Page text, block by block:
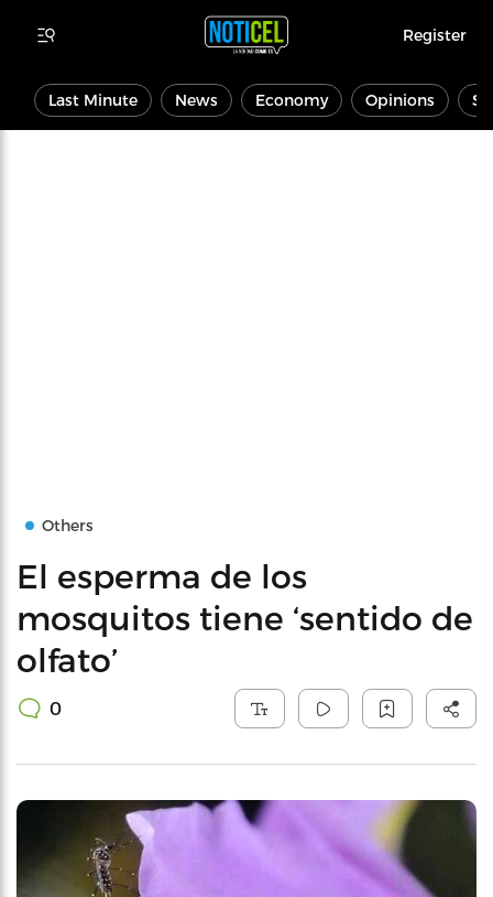
Register
Last Minute News Economy Opinions
Others
El esperma de los
mosquitos tiene ‘sentido de
olfato’
0